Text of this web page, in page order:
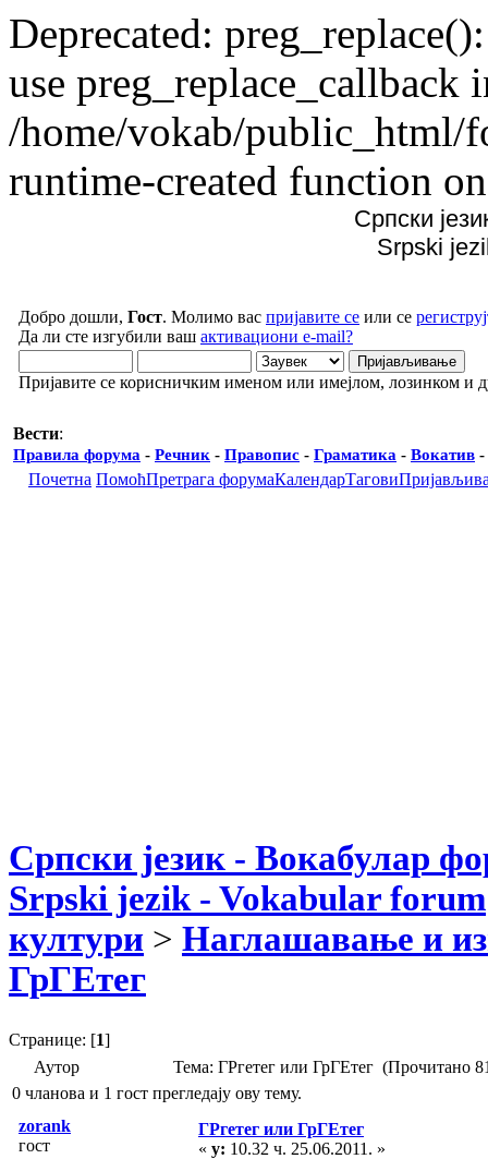
Deprecated:
use preg_replace_callback
/home/vokab/public_html/
runtime-created function
Српски
Srpski
Добро дошли, Гост. Молимо вас пријавите се или се
Да ли сте изгубили ваш активациони e-mail?
Пријавите се корисничким именом или имејлом, лозинком и
Вести:
Правила форума - Речник - Правопис - Граматика - Вокатив -
Почетна ПомоћПретрага форумаКалендарТагови
Српски језик - Вокабулар
Srpski jezik - Vokabular forum
култури > Наглашавање и
ГрГЕтег
Странице: [1]
Аутор
Тема: ГРгетег или ГрГЕтег (Прочитано
0 чланова и 1 гост прегледају ову тему.
zorank
гост
ГРгетег или ГрГЕтег
« у: 10.32 ч. 25.06.2011. »